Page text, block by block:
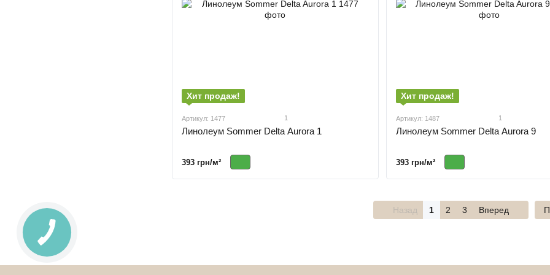
Хит продаж!
Артикул: 1477 1
Линолеум Sommer Delta Aurora 1
393 грн/м²
Хит продаж!
Артикул: 1487 1
Линолеум Sommer Delta Aurora 9
393 грн/м²
Назад 1 2 3 Вперед